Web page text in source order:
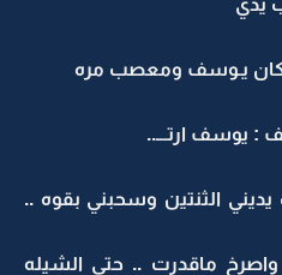
يدي
يـوسف ومعصب مره
: يوسف ارتـــ..
الثنتين وسحبني بقوه ..
واصرخ ماقدرت .. حتى الشيله